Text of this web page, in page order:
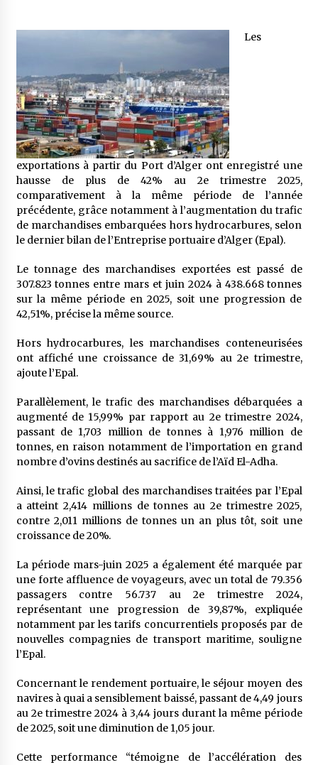
5 ans ago
« Père, tiens-moi, je vais tomber ! »
5 ans ago
Le bouc de l’Au-delà
5 ans ago
Le monstrueux vieillard (Un récit du Sud
algérien)
5 ans ago
Rencontre nocturne dans le désert (Un conte
touareg)
5 ans ago
Un conte targui/ Quand la tête est vide
5 ans ago
Tradition orale/ D’où viennent les contes et à
quoi servent-ils?
5 ans ago
Les
exportations à partir du Port d’Alger ont enregistré une
hausse de plus de 42% au 2e trimestre 2025,
comparativement à la même période de l’année
précédente, grâce notamment à l’augmentation du trafic
de marchandises embarquées hors hydrocarbures, selon
le dernier bilan de l’Entreprise portuaire d’Alger (Epal).
Le tonnage des marchandises exportées est passé de
307.823 tonnes entre mars et juin 2024 à 438.668 tonnes
sur la même période en 2025, soit une progression de
42,51%, précise la même source.
Hors hydrocarbures, les marchandises conteneurisées
ont affiché une croissance de 31,69% au 2e trimestre,
ajoute l’Epal.
Parallèlement, le trafic des marchandises débarquées a
augmenté de 15,99% par rapport au 2e trimestre 2024,
passant de 1,703 million de tonnes à 1,976 million de
tonnes, en raison notamment de l’importation en grand
nombre d’ovins destinés au sacrifice de l’Aïd El-Adha.
Ainsi, le trafic global des marchandises traitées par l’Epal
a atteint 2,414 millions de tonnes au 2e trimestre 2025,
contre 2,011 millions de tonnes un an plus tôt, soit une
croissance de 20%.
La période mars-juin 2025 a également été marquée par
une forte affluence de voyageurs, avec un total de 79.356
passagers contre 56.737 au 2e trimestre 2024,
représentant une progression de 39,87%, expliquée
notamment par les tarifs concurrentiels proposés par de
nouvelles compagnies de transport maritime, souligne
l’Epal.
Concernant le rendement portuaire, le séjour moyen des
navires à quai a sensiblement baissé, passant de 4,49 jours
au 2e trimestre 2024 à 3,44 jours durant la même période
de 2025, soit une diminution de 1,05 jour.
Cette performance “témoigne de l’accélération des